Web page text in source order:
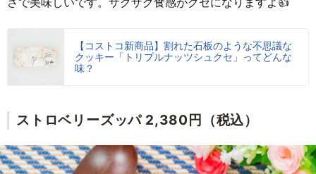
【コストコ新商品】割れた石板のような不思議な
クッキー「トリプルナッツシュクセ」ってどんな
味？
ストロベリーズッパ 2,380円（税込）